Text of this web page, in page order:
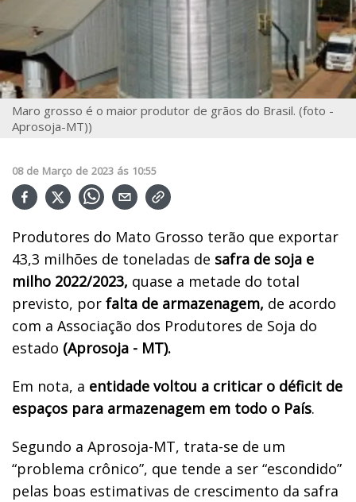
Maro grosso é o maior produtor de grãos do Brasil. (foto -
Aprosoja-MT))
08 de Março de 2023 ás 10:55
Produtores do Mato Grosso terão que exportar
43,3 milhões de toneladas de safra de soja e
milho 2022/2023, quase a metade do total
previsto, por falta de armazenagem, de acordo
com a Associação dos Produtores de Soja do
estado (Aprosoja - MT).
Em nota, a entidade voltou a criticar o déficit de
espaços para armazenagem em todo o País.
Segundo a Aprosoja-MT, trata-se de um
“problema crônico”, que tende a ser “escondido”
pelas boas estimativas de crescimento da safra